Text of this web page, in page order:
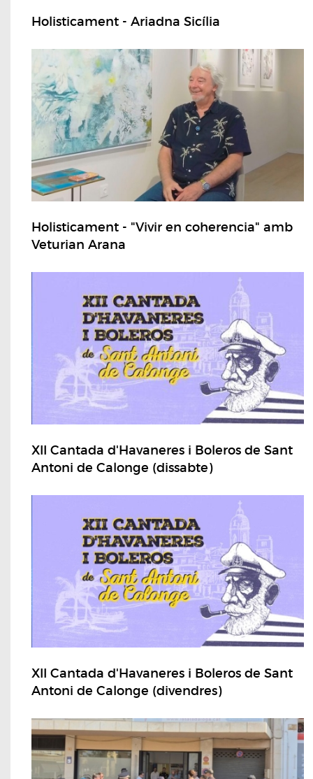
Holisticament - Ariadna Sicília
Holisticament - "Vivir en coherencia" amb
Veturian Arana
XII Cantada d'Havaneres i Boleros de Sant
Antoni de Calonge (dissabte)
XII Cantada d'Havaneres i Boleros de Sant
Antoni de Calonge (divendres)